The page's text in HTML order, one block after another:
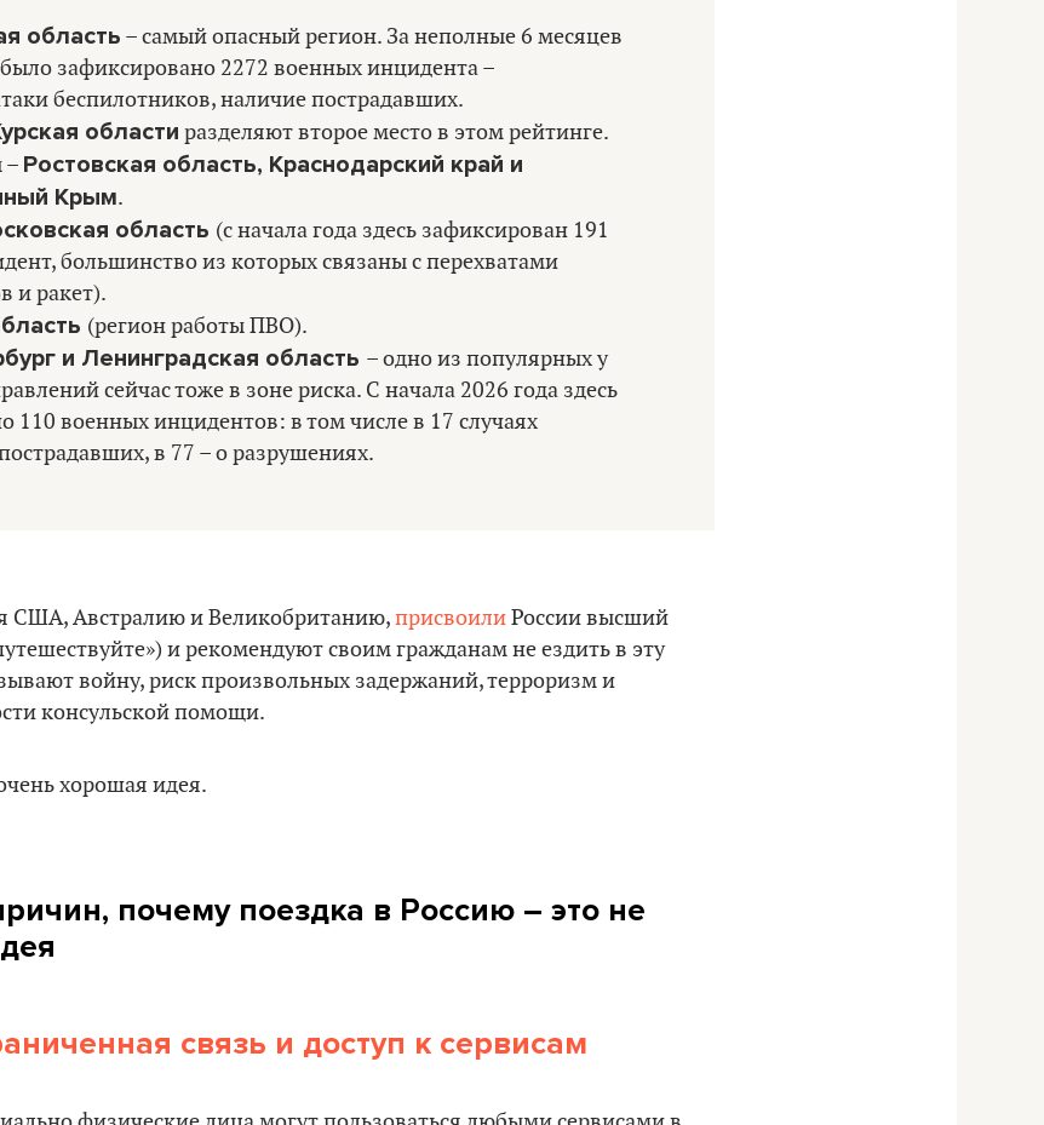
область – самый опасный регион. За неполные 6 месяцев
зафиксировано 2272 военных инцидента –
беспилотников, наличие пострадавших.
области разделяют второе место в этом рейтинге.
– Ростовская область, Краснодарский край и
Крым.
область (с начала года здесь зафиксирован 191
большинство из которых связаны с перехватами
и ракет).
(регион работы ПВО).
и Ленинградская область – одно из популярных у
сейчас тоже в зоне риска. С начала 2026 года здесь
110 военных инцидентов: в том числе в 17 случаях
в 77 – о разрушениях.
США, Австралию и Великобританию,присвоилиРоссии высший
и рекомендуют своим гражданам не ездить в эту
войну, риск произвольных задержаний, терроризм и
консульской помощи.
почему поездка в Россию – это не
связь и доступ к сервисам